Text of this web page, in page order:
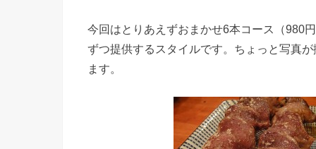
今回はとりあえずおまかせ6本コース（980
ずつ提供するスタイルです。ちょっと写真
ます。